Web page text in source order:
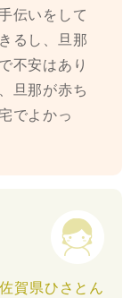
伝いをして
るし、旦那
不安はあり
旦那が赤ち
でよかっ
賀県ひさとん